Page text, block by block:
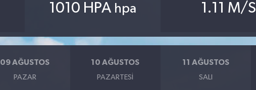
1010 HPA hpa 1.11 M/S
09 AĞUSTOS
PAZAR
10 AĞUSTOS
PAZARTESI
11 AĞUSTOS
SALI